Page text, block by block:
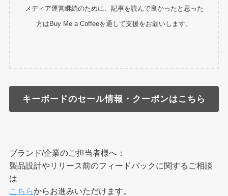
メディア運営継続のために、記事を読んで良かったと思った
方はBuy Me a Coffeeを通して支援をお願いします。
キーボードのセール情報・クーポンはこちら
ブランド/企業のご担当者様へ：
製品設計やリリース前のフィードバックに関するご相談
は
こちらからお進みいただけます。